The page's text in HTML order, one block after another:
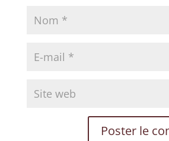
Éveillez Votre